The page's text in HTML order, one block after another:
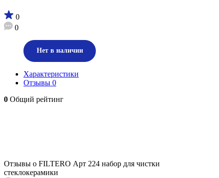
0
0
Нет в наличии
Характеристики
Отзывы 0
0 Общий рейтинг
Отзывы о FILTERO Арт 224 набор для чистки
стеклокерамики